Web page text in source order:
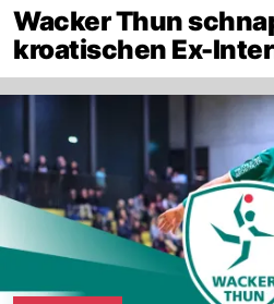
Wacker Thun
kroatischen Ex-